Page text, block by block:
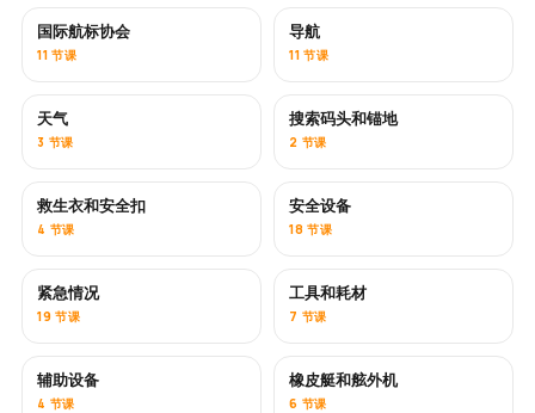
国际航标协会
11 节课
导航
11 节课
天气
3 节课
搜索码头和锚地
2 节课
救生衣和安全扣
4 节课
安全设备
18 节课
紧急情况
19 节课
工具和耗材
7 节课
辅助设备
4 节课
橡皮艇和舷外机
6 节课